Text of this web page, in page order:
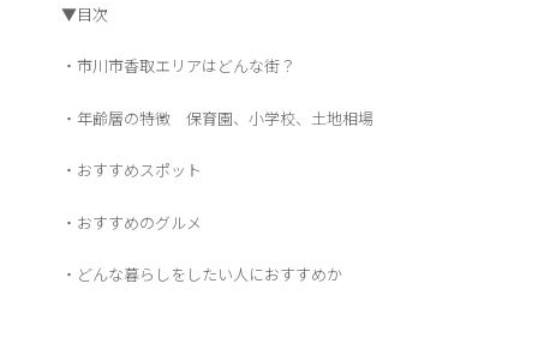
▼目次
・市川市香取エリアはどんな街？
・年齢層の特徴 保育園、小学校、土地相場
・おすすめスポット
・おすすめのグルメ
・どんな暮らしをしたい人におすすめか